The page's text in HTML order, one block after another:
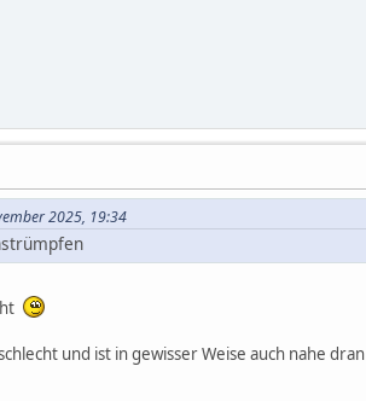
2025, 19:34
und ist in gewisser Weise auch nahe dran